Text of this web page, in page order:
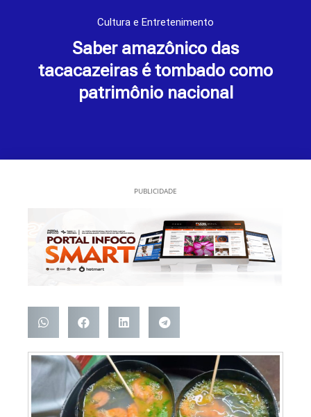
Cultura e Entretenimento
Saber amazônico das
tacacazeiras é tombado como
patrimônio nacional
PUBLICIDADE